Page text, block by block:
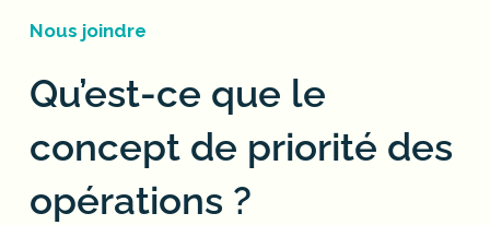
Nous joindre
Qu’est-ce que le
concept de priorité des
opérations ?